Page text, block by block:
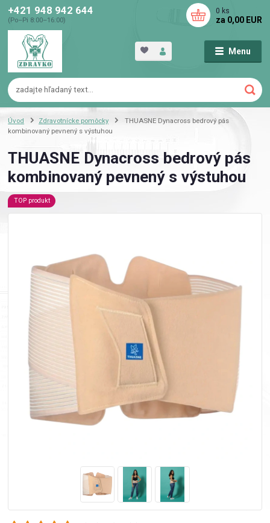
Menu
+421 948 942 644
(Po–Pi 8:00–16:00)
0 ks
za 0,00 EUR
Úvod Zdravotnícke pomôcky
THUASNE Dynacross bedrový pás
kombinovaný pevnený s výstuhou
THUASNE Dynacross bedrový pás
kombinovaný pevnený s výstuhou
TOP produkt